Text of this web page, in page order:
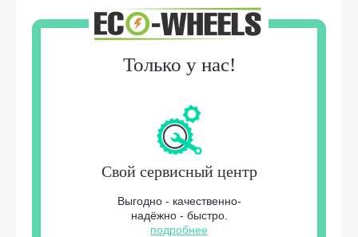
Только у нас!
Свой сервисный центр
Выгодно - качественно-
надёжно - быстро.
подробнее